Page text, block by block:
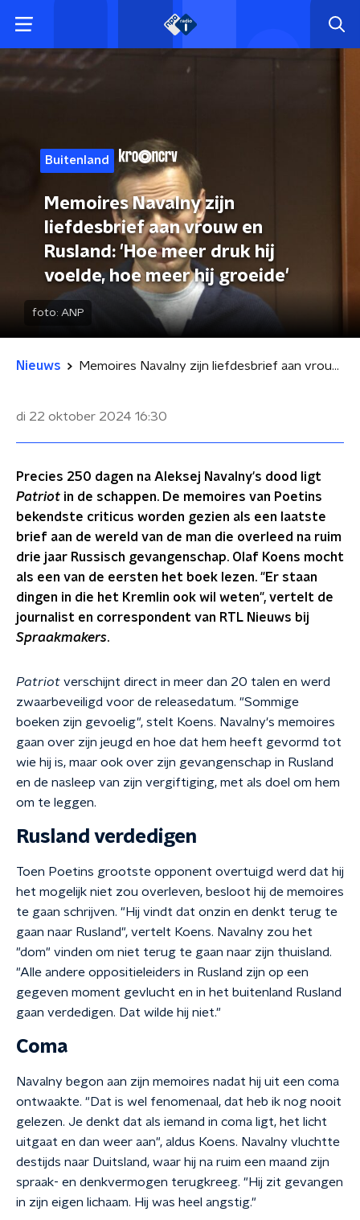
Buitenland
Memoires Navalny zijn
liefdesbrief aan vrouw en
Rusland: 'Hoe meer druk hij
voelde, hoe meer hij groeide'
foto: ANP
Nieuws Memoires Navalny zijn liefdesbrief aan vrouw en Rusland: 'Hoe meer druk hij voelde, hoe meer hij groeide'
di 22 oktober 2024 16:30
Precies 250 dagen na Aleksej Navalny's dood ligt
Patriot in de schappen. De memoires van Poetins
bekendste criticus worden gezien als een laatste
brief aan de wereld van de man die overleed na ruim
drie jaar Russisch gevangenschap. Olaf Koens mocht
als een van de eersten het boek lezen. "Er staan
dingen in die het Kremlin ook wil weten", vertelt de
journalist en correspondent van RTL Nieuws bij
Spraakmakers.
Patriot verschijnt direct in meer dan 20 talen en werd
zwaarbeveiligd voor de releasedatum. "Sommige
boeken zijn gevoelig", stelt Koens. Navalny's memoires
gaan over zijn jeugd en hoe dat hem heeft gevormd tot
wie hij is, maar ook over zijn gevangenschap in Rusland
en de nasleep van zijn vergiftiging, met als doel om hem
om te leggen.
Rusland verdedigen
Toen Poetins grootste opponent overtuigd werd dat hij
het mogelijk niet zou overleven, besloot hij de memoires
te gaan schrijven. "Hij vindt dat onzin en denkt terug te
gaan naar Rusland", vertelt Koens. Navalny zou het
"dom" vinden om niet terug te gaan naar zijn thuisland.
"Alle andere oppositieleiders in Rusland zijn op een
gegeven moment gevlucht en in het buitenland Rusland
gaan verdedigen. Dat wilde hij niet."
Coma
Navalny begon aan zijn memoires nadat hij uit een coma
ontwaakte. "Dat is wel fenomenaal, dat heb ik nog nooit
gelezen. Je denkt dat als iemand in coma ligt, het licht
uitgaat en dan weer aan", aldus Koens. Navalny vluchtte
destijds naar Duitsland, waar hij na ruim een maand zijn
spraak- en denkvermogen terugkreeg. "Hij zit gevangen
in zijn eigen lichaam. Hij was heel angstig."